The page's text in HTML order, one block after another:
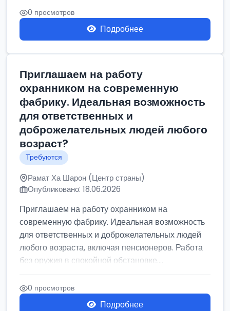
0 просмотров
Подробнее
Приглашаем на работу
охранником на современную
фабрику. Идеальная возможность
для ответственных и
доброжелательных людей любого
возраст?
Требуются
Рамат Ха Шарон (Центр страны)
Опубликовано: 18.06.2026
Приглашаем на работу охранником на
современную фабрику. Идеальная возможность
для ответственных и доброжелательных людей
любого возраста, включая пенсионеров. Работа
без оружия в спокойной обстановке....
0 просмотров
Подробнее